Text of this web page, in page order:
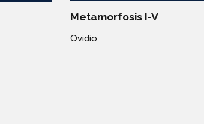
Metamorfosis I-V
Ovidio